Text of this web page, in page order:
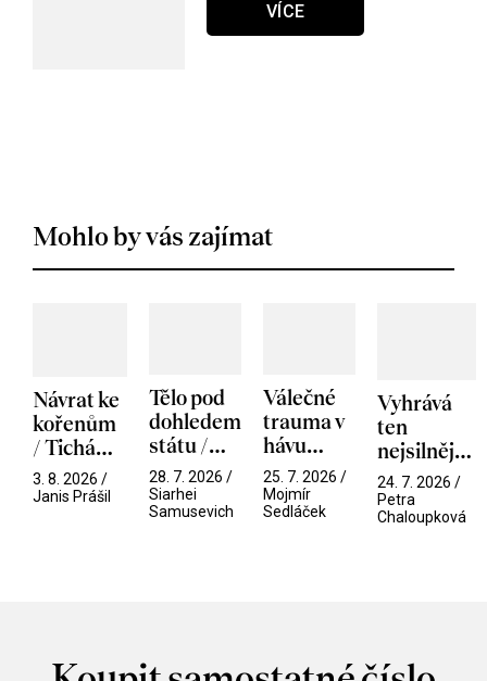
VÍCE
Mohlo by vás zajímat
Návrat ke
kořenům
/ Tichá
přítelkyně
3. 8. 2026 /
Janis Prášil
Tělo pod
dohledem
státu /
Pramen
28. 7. 2026 /
Siarhei
Samusevich
Válečné
trauma v
hávu
spektáklu
/ Odyssea
25. 7. 2026 /
Mojmír
Sedláček
Vyhrává
ten
nejsilnější
/ V nitru
manosféry
24. 7. 2026 /
Petra
Chaloupková